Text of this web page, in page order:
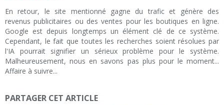
En retour, le site mentionné gagne du trafic et génère des
revenus publicitaires ou des ventes pour les boutiques en ligne.
Google est depuis longtemps un élément clé de ce système.
Cependant, le fait que toutes les recherches soient résolues par
l'IA pourrait signifier un sérieux problème pour le système.
Malheureusement, nous en savons pas plus pour le moment...
Affaire à suivre...
PARTAGER CET ARTICLE